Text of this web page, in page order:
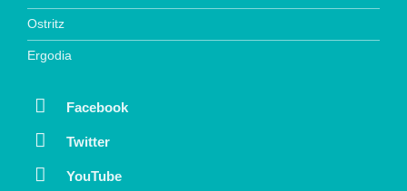
Ostritz
Ergodia
Facebook
Twitter
YouTube